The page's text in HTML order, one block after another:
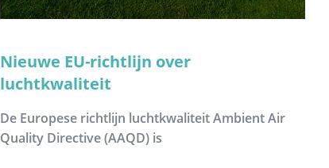
Nieuwe EU-richtlijn over
luchtkwaliteit
De Europese richtlijn luchtkwaliteit Ambient Air
Quality Directive (AAQD) is